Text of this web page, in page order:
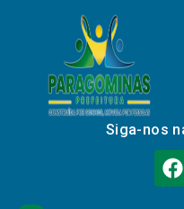
Siga-nos